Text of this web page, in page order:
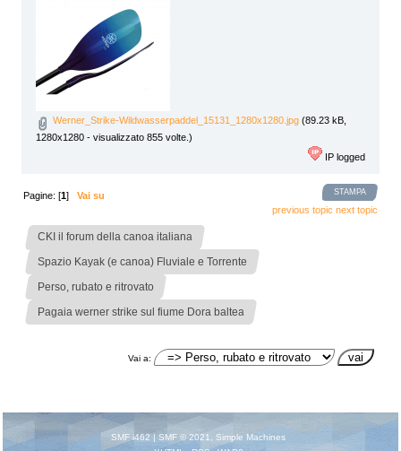
Werner_Strike-Wildwasserpaddel_15131_1280x1280.jpg(89.23 kB,
1280x1280 - visualizzato 855 volte.)
IP logged
STAMPA
Pagine: [1]Vai su
previous topic next topic
CKI il forum della canoa italiana
Spazio Kayak (e canoa) Fluviale e Torrente
Perso, rubato e ritrovato
Pagaia werner strike sul fiume Dora baltea
Vai a:
SMF i462 |SMF © 2021, Simple Machines